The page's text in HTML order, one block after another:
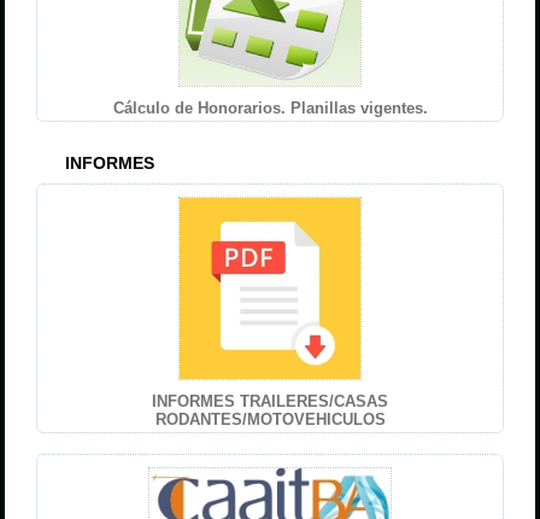
Cálculo de Honorarios. Planillas vigentes.
INFORMES
INFORMES TRAILERES/CASAS
RODANTES/MOTOVEHICULOS